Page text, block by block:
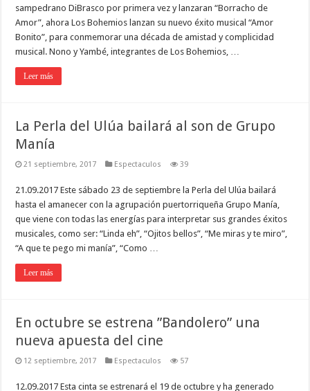
sampedrano DiBrasco por pri­mera vez y lanzaran “Borracho de
Amor”, ahora Los Bohemios lan­zan su nuevo éxito musical “Amor
Bonito”, para conmemorar una década de amistad y complicidad
musical. Nono y Yambé, integrantes de Los Bohemios, …
Leer más
La Perla del Ulúa bailará al son de Grupo
Manía
21 septiembre, 2017 Espectaculos 39
21.09.2017 Este sábado 23 de septiembre la Perla del Ulúa bailará
hasta el amanecer con la agrupación puertorriqueña Grupo Manía,
que viene con todas las energías para interpretar sus grandes éxitos
musicales, como ser: “Linda eh”, “Ojitos bellos”, “Me miras y te miro”,
“A que te pego mi manía”, “Como …
Leer más
En octubre se estrena ”Bandolero” una
nueva apuesta del cine
12 septiembre, 2017 Espectaculos 57
12.09.2017 Esta cinta se estrenará el 19 de octubre y ha generado